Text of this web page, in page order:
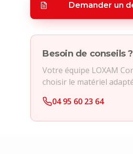
Demander un
Besoin de conseils ?
Votre équipe LOXAM
choisir le matériel
04 95 60 23 64